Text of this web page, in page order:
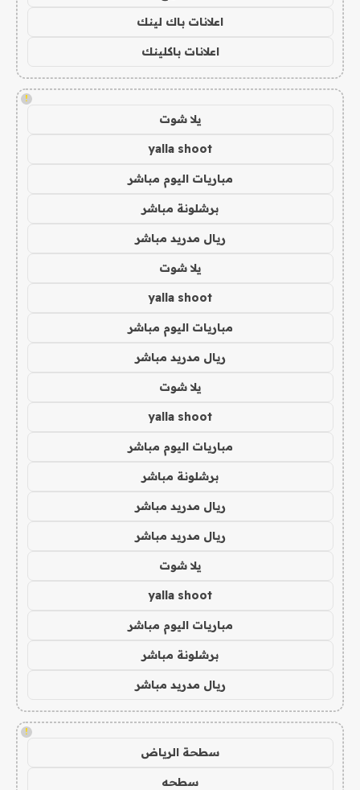
اعلانات باك لينك
اعلانات باكلينك
!
يلا شوت
yalla shoot
مباريات اليوم مباشر
برشلونة مباشر
ريال مدريد مباشر
يلا شوت
yalla shoot
مباريات اليوم مباشر
ريال مدريد مباشر
يلا شوت
yalla shoot
مباريات اليوم مباشر
برشلونة مباشر
ريال مدريد مباشر
ريال مدريد مباشر
يلا شوت
yalla shoot
مباريات اليوم مباشر
برشلونة مباشر
ريال مدريد مباشر
!
سطحة الرياض
سطحه